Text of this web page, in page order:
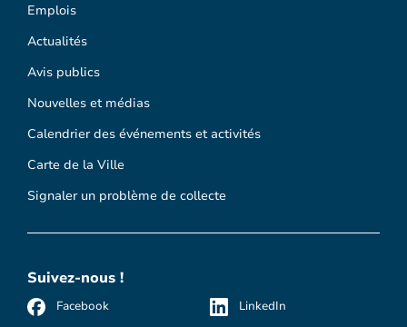
Emplois
Actualités
Avis publics
Nouvelles et médias
Calendrier des événements et activités
Carte de la Ville
Signaler un problème de collecte
Suivez-nous !
Facebook LinkedIn